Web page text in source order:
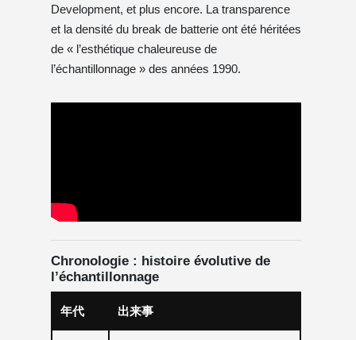
Development, et plus encore. La transparence
et la densité du break de batterie ont été héritées
de « l’esthétique chaleureuse de
l’échantillonnage » des années 1990.
Chronologie : histoire évolutive de
l’échantillonnage
年代 出来事